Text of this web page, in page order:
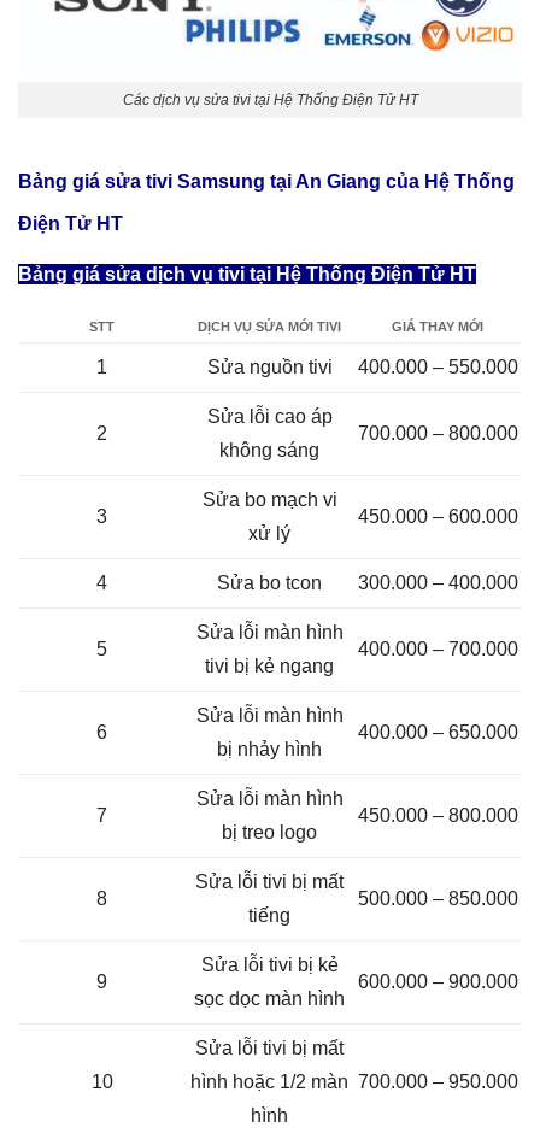
Các dịch vụ sửa tivi tại Hệ Thống Điện Tử HT
Bảng giá sửa tivi Samsung tại An Giang của Hệ Thống
Điện Tử HT
Bảng giá sửa dịch vụ tivi tại Hệ Thống Điện Tử HT
STT DỊCH VỤ SỬA MỚI TIVI GIÁ THAY MỚI
1 Sửa nguồn tivi 400.000 – 550.000
2
Sửa lỗi cao áp
không sáng
700.000 – 800.000
3
Sửa bo mạch vi
xử lý
450.000 – 600.000
4 Sửa bo tcon 300.000 – 400.000
5
Sửa lỗi màn hình
tivi bị kẻ ngang
400.000 – 700.000
6
Sửa lỗi màn hình
bị nhảy hình
400.000 – 650.000
7
Sửa lỗi màn hình
bị treo logo
450.000 – 800.000
8
Sửa lỗi tivi bị mất
tiếng
500.000 – 850.000
9
Sửa lỗi tivi bị kẻ
sọc dọc màn hình
600.000 – 900.000
10
Sửa lỗi tivi bị mất
hình hoặc 1/2 màn
hình
700.000 – 950.000